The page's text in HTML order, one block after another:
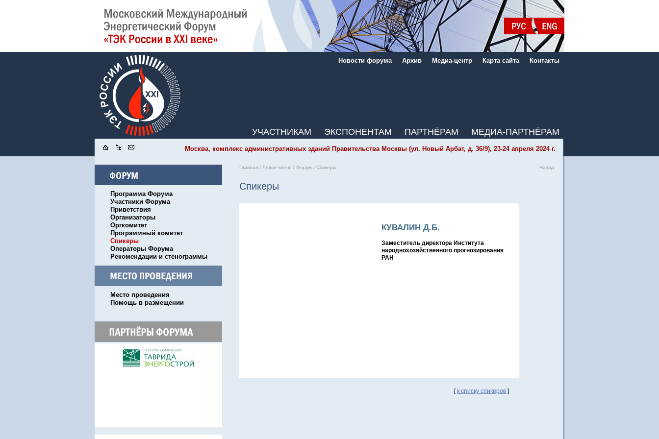
Новости форума Архив Медиа-центр Карта сайта Контакты
УЧАСТНИКАМ ЭКСПОНЕНТАМ ПАРТНЁРАМ МЕДИА-ПАРТНЁРАМ
Москва, комплекс административных зданий Правительства Москвы (ул. Новый Арбат, д. 36/9), 23-24 апреля 2024 г.
Программа Форума
Участники Форума
Приветствия
Организаторы
Оргкомитет
Программный комитет
Спикеры
Операторы Форума
Рекомендации и стенограммы
Место проведения
Помощь в размещении
Главная / Левое меню / Форум / Спикеры Назад
Спикеры
КУВАЛИН Д.Б.
Заместитель директора Института
народнохозяйственного прогнозирования
РАН
[к списку спикеров ]